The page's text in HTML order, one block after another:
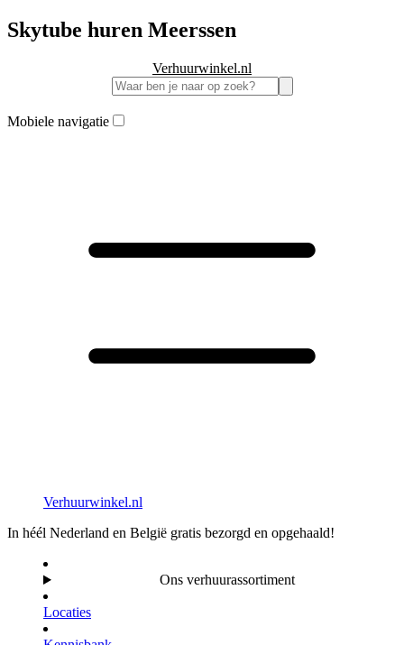
Skytube huren Meerssen
Verhuurwinkel.nl
Mobiele navigatie
Verhuurwinkel.nl
In héél Nederland en België gratis bezorgd en opgehaald!
Ons verhuurassortiment
Locaties